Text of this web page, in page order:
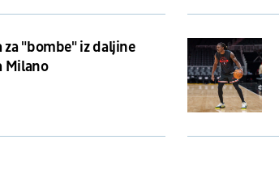
za "bombe" iz daljine
Milano